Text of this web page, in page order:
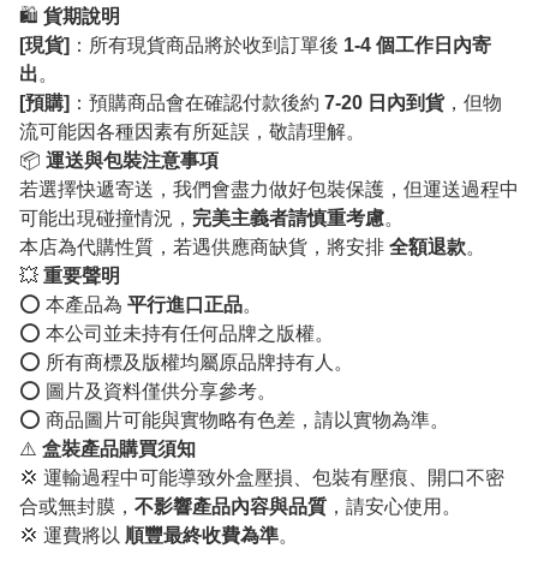
🛍️ 貨期說明
[現貨] ：所有現貨商品將於收到訂單後 1-4 個工作日內寄
出。
[預購] ：預購商品會在確認付款後約 7-20 日內到貨，但物
流可能因各種因素有所延誤，敬請理解。
📦 運送與包裝注意事項
若選擇快遞寄送，我們會盡力做好包裝保護，但運送過程中
可能出現碰撞情況， 完美主義者請慎重考慮。
本店為代購性質，若遇供應商缺貨，將安排 全額退款。
💥 重要聲明
⭕️ 本產品為 平行進口正品。
⭕️ 本公司並未持有任何品牌之版權。
⭕️ 所有商標及版權均屬原品牌持有人。
⭕️ 圖片及資料僅供分享參考。
⭕️ 商品圖片可能與實物略有色差，請以實物為準。
⚠️ 盒裝產品購買須知
💢 運輸過程中可能導致外盒壓損、包裝有壓痕、開口不密
合或無封膜， 不影響產品內容與品質 ，請安心使用。
💢 運費將以 順豐最終收費為準。